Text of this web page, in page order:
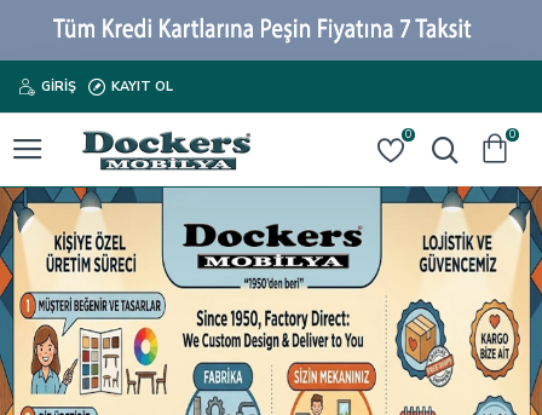
GIRIŞ KAYIT OL
0 0